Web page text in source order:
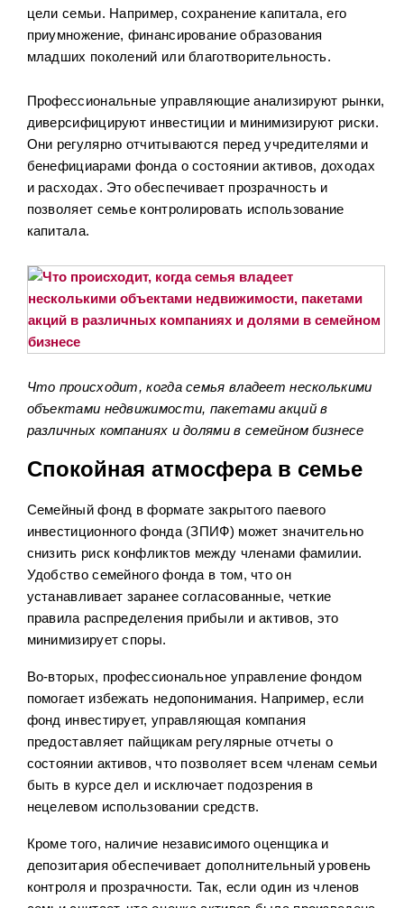
цели семьи. Например, сохранение капитала, его
приумножение, финансирование образования
младших поколений или благотворительность.
Профессиональные управляющие анализируют рынки,
диверсифицируют инвестиции и минимизируют риски.
Они регулярно отчитываются перед учредителями и
бенефициарами фонда о состоянии активов, доходах
и расходах. Это обеспечивает прозрачность и
позволяет семье контролировать использование
капитала.
Что происходит, когда семья владеет несколькими
объектами недвижимости, пакетами акций в
различных компаниях и долями в семейном бизнесе
Спокойная атмосфера в семье
Семейный фонд в формате закрытого паевого
инвестиционного фонда (ЗПИФ) может значительно
снизить риск конфликтов между членами фамилии.
Удобство семейного фонда в том, что он
устанавливает заранее согласованные, четкие
правила распределения прибыли и активов, это
минимизирует споры.
Во-вторых, профессиональное управление фондом
помогает избежать недопонимания. Например, если
фонд инвестирует, управляющая компания
предоставляет пайщикам регулярные отчеты о
состоянии активов, что позволяет всем членам семьи
быть в курсе дел и исключает подозрения в
нецелевом использовании средств.
Кроме того, наличие независимого оценщика и
депозитария обеспечивает дополнительный уровень
контроля и прозрачности. Так, если один из членов